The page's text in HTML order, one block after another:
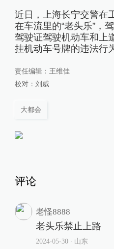
近日，上海长宁交警在
在车流里的“老头乐”，
驾驶证驾驶机动车和上
挂机动车号牌的违法行
责任编辑： 王维佳
校对： 刘威
大都会
评论
老怪8888
老头乐禁止上路
2024-05-30∙ 山东